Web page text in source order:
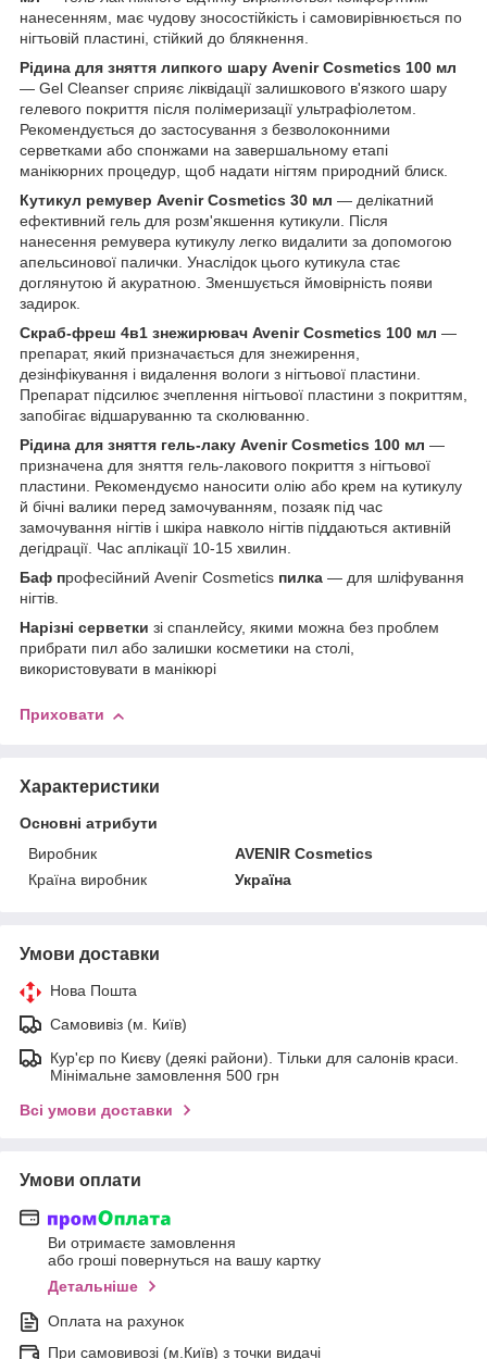
нанесенням, має чудову зносостійкість і самовирівнюється по
нігтьовій пластині, стійкий до блякнення.
Рідина для зняття липкого шару Avenir Cosmetics 100 мл
— Gel Cleanser сприяє ліквідації залишкового в'язкого шару
гелевого покриття після полімеризації ультрафіолетом.
Рекомендується до застосування з безволоконними
серветками або спонжами на завершальному етапі
манікюрних процедур, щоб надати нігтям природний блиск.
Кутикул ремувер Avenir Cosmetics 30 мл — делікатний
ефективний гель для розм'якшення кутикули. Після
нанесення ремувера кутикулу легко видалити за допомогою
апельсинової палички. Унаслідок цього кутикула стає
доглянутою й акуратною. Зменшується ймовірність появи
задирок.
Скраб-фреш 4в1 знежирювач Avenir Cosmetics 100 мл —
препарат, який призначається для знежирення,
дезінфікування і видалення вологи з нігтьової пластини.
Препарат підсилює зчеплення нігтьової пластини з покриттям,
запобігає відшаруванню та сколюванню.
Рідина для зняття гель-лаку Avenir Cosmetics 100 мл —
призначена для зняття гель-лакового покриття з нігтьової
пластини. Рекомендуємо наносити олію або крем на кутикулу
й бічні валики перед замочуванням, позаяк під час
замочування нігтів і шкіра навколо нігтів піддаються активній
дегідрації. Час аплікації 10-15 хвилин.
Баф професійний Avenir Cosmetics пилка — для шліфування
нігтів.
Нарізні серветки зі спанлейсу, якими можна без проблем
прибрати пил або залишки косметики на столі,
використовувати в манікюрі
Приховати
Характеристики
Основні атрибути
Виробник
AVENIR Cosmetics
Країна виробник
Україна
Умови доставки
Нова Пошта
Самовивіз (м. Київ)
Кур'єр по Києву (деякі райони). Тільки для салонів краси.
Мінімальне замовлення 500 грн
Всі умови доставки
Умови оплати
Ви отримаєте замовлення
або гроші повернуться на вашу картку
Детальніше
Оплата на рахунок
При самовивозі (м.Київ) з точки видачі